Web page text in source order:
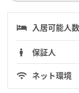
入居可能人数
保証人
ネット環境